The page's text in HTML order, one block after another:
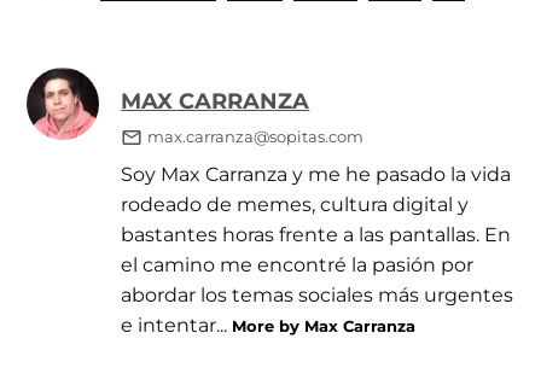
MAX CARRANZA
max.carranza@sopitas.com
Soy Max Carranza y me he pasado la vida
rodeado de memes, cultura digital y
bastantes horas frente a las pantallas. En
el camino me encontré la pasión por
abordar los temas sociales más urgentes
e intentar... More by Max Carranza